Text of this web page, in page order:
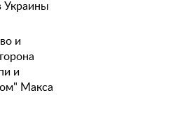
Украины
и
и
Макса